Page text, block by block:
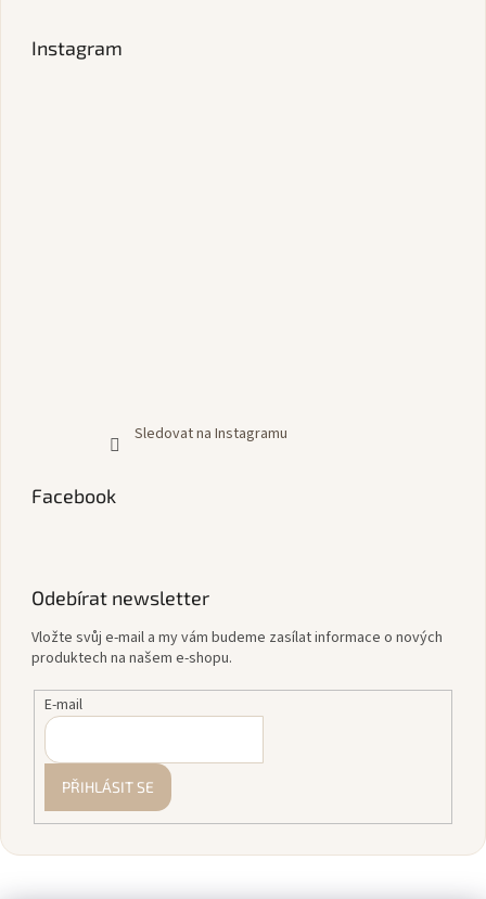
Instagram
Sledovat na Instagramu
Facebook
Odebírat newsletter
Vložte svůj e-mail a my vám budeme zasílat informace o nových
produktech na našem e-shopu.
E-mail
PŘIHLÁSIT SE